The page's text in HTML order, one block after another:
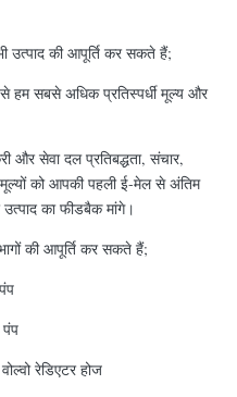
उत्पाद की आपूर्ति कर सकते हैं;
हम सबसे अधिक प्रतिस्पर्धी मूल्य और
और सेवा दल प्रतिबद्धता, संचार,
मूल्यों को आपकी पहली ई-मेल से अंतिम
का फीडबैक मांगे।
की आपूर्ति कर सकते हैं;
पंप
रेडिएटर होज